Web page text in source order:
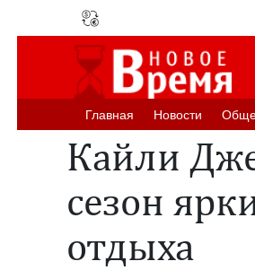
Главная Новости
Кайли
сезон
отдыха